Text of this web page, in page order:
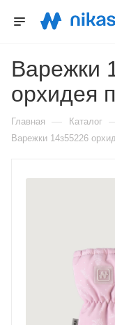
Варежки
орхидея
Главная — Каталог
Варежки 14з55226